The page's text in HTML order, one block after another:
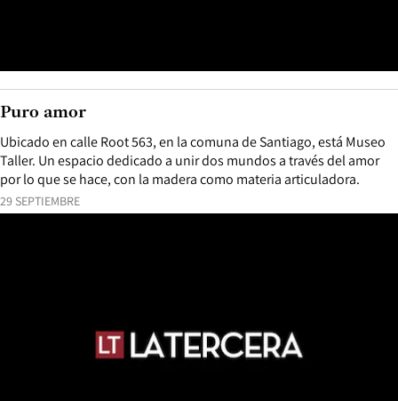
29 SEPTIEMBRE
Ubicado en calle Root 563, en la comuna de Santiago, está Museo
Taller. Un espacio dedicado a unir dos mundos a través del amor
por lo que se hace, con la madera como materia articuladora.
Puro amor